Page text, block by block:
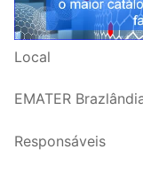
Local
EMATER
Responsáveis